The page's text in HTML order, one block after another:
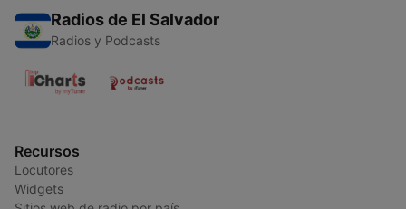
Radios de El Salvador
Radios y Podcasts
Recursos
Locutores
Widgets